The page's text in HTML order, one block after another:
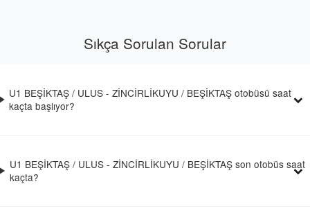
Sıkça Sorulan Sorular
U1 BEŞİKTAŞ / ULUS - ZİNCİRLİKUYU / BEŞİKTAŞ otobüsü saat
kaçta başlıyor?
U1 BEŞİKTAŞ / ULUS - ZİNCİRLİKUYU / BEŞİKTAŞ son otobüs saat
kaçta?